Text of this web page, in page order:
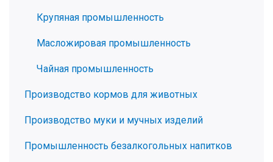
Крупяная промышленность
Масложировая промышленность
Чайная промышленность
Производство кормов для животных
Производство муки и мучных изделий
Промышленность безалкогольных напитков